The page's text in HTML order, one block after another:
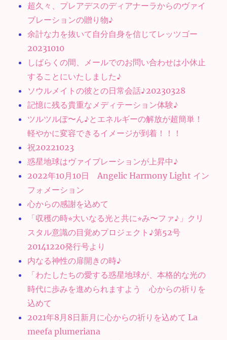
超久々、プレアデスのディアナーラからのヴァイ
ブレーションの贈り物♪
余計な力を抜いて自分自身を信じてレッツゴー
20231010
しばらくの間、メールでのお問い合わせは小休止
することにいたしました♪
ソウルメイトの彼との日常会話♪20230328
記憶に残る貴重なメディテーション体験♪
ツルツルぽ〜ん♪とエネルギーの解放が超簡単！
軽やかに変容できるイメージが到着！！！
祝20221023
惑星地球はヴァイブレーションが上昇中♪
2022年10月10日 Angelic Harmony Light イン
フォメーション
心からの感謝を込めて
「収穫の時⭐︎大いなる光と共に⭐︎み〜ファ♪」クリ
スタル意識の目覚めプロジェクト♪第52号
20141220発行号より
内なる神性の扉開きの時♪
「わたしたちの愛する惑星地球が、本格的な光の
時代に歩みを進められますよう 心からの祈りを
込めて
2021年8月8日新月に心からの祈りを込めて La
meefa plumeriana